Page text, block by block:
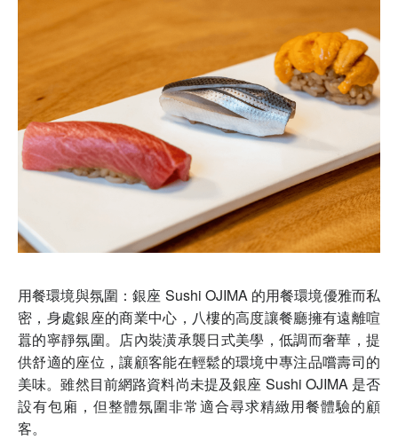
用餐環境與氛圍：銀座 Sushi OJIMA 的用餐環境優雅而私
密，身處銀座的商業中心，八樓的高度讓餐廳擁有遠離喧
囂的寧靜氛圍。店內裝潢承襲日式美學，低調而奢華，提
供舒適的座位，讓顧客能在輕鬆的環境中專注品嚐壽司的
美味。雖然目前網路資料尚未提及銀座 Sushi OJIMA 是否
設有包廂，但整體氛圍非常適合尋求精緻用餐體驗的顧
客。